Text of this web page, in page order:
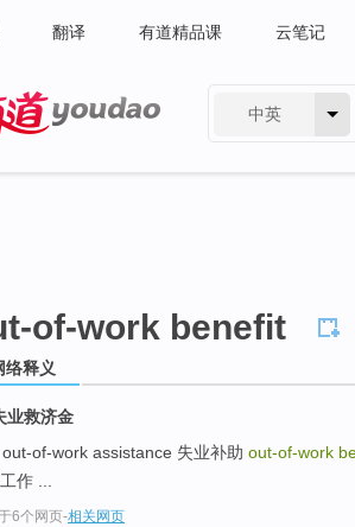
翻译 有道精品课 云笔记
中英
of-work benefit
络释义
业救济金
out-of-work assistance 失业补助 out-of-work
作 ...
6个网页-相关网页